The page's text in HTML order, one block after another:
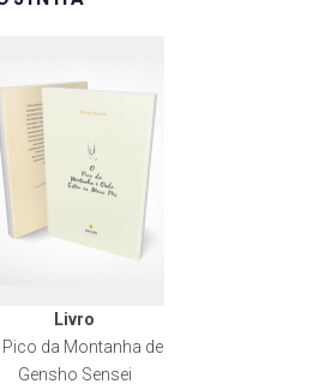
Livro
Pico da Montanha de
Gensho Sensei